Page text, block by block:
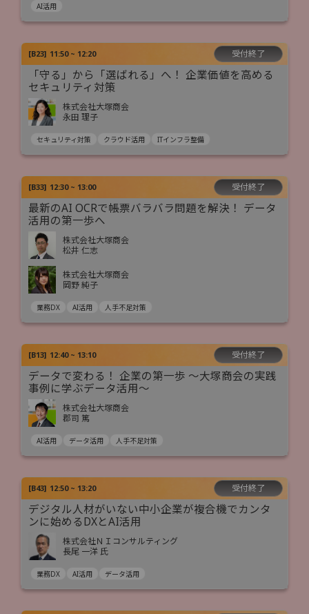
AI活用
[B23] 11:50 ~ 12:20 受付終了
「守る」から「選ばれる」へ！ 企業価値を高める
セキュリティ対策
株式会社大塚商会
永田 理子
セキュリティ対策 クラウド活用 ITインフラ整備
[B33] 12:30 ~ 13:00 受付終了
最新のAI OCRで帳票バラバラ問題を解決！ データ
活用の第一歩へ
株式会社大塚商会
松井 仁志
株式会社大塚商会
岡野 純子
業務DX AI活用 人手不足対策
[B13] 12:40 ~ 13:10 受付終了
データで変わる！ 企業の第一歩 ～大塚商会の実践
事例に学ぶデータ活用～
株式会社大塚商会
郡司 篤
AI活用 データ活用 人手不足対策
[B43] 12:50 ~ 13:20 受付終了
デジタル人材がいない中小企業が複合機でカンタ
ンに始めるDXとAI活用
株式会社ＮＩコンサルティング
長尾 一洋 氏
業務DX AI活用 データ活用